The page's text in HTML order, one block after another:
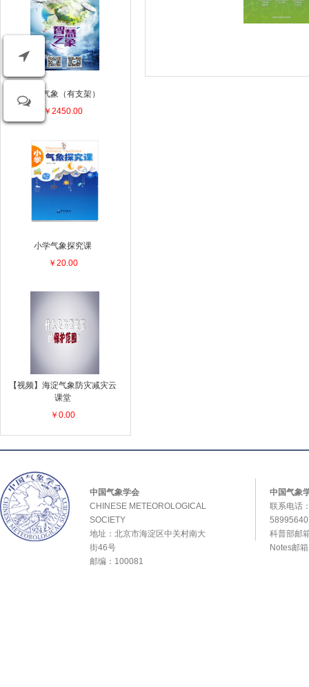
智慧气象（有支架）
￥2450.00
小学气象探究课
￥20.00
【视频】海淀气象防灾减灾云
课堂
￥0.00
中国气象学会
CHINESE METEOROLOGICAL
SOCIETY
地址：北京市海淀区中关村南大
街46号
邮编：100081
中国气象
联系电话
科普部邮
Notes邮